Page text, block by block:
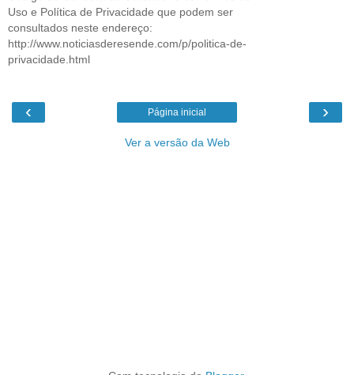
Uso e Política de Privacidade que podem ser
consultados neste endereço:
http://www.noticiasderesende.com/p/politica-de-
privacidade.html
‹ ›
Página inicial
Ver a versão da Web